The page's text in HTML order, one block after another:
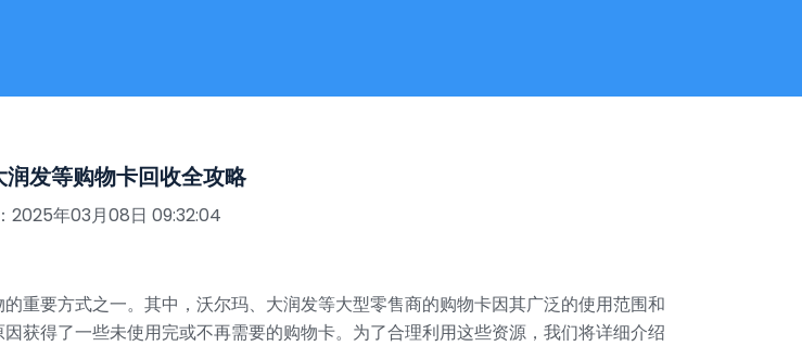
发等购物卡回收全攻略
2025年03月08日 09:32:04
重要方式之一。其中，沃尔玛、大润发等大型零售商的购物卡因其广泛的使用范围和
获得了一些未使用完或不再需要的购物卡。为了合理利用这些资源，我们将详细介绍